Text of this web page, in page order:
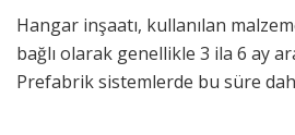
Hangar inşaatı, kullanılan
bağlı olarak genellikle 3 ila 6 ay
Prefabrik sistemlerde bu süre